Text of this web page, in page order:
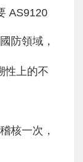
AS9120
防領域，
性上的不
核一次，